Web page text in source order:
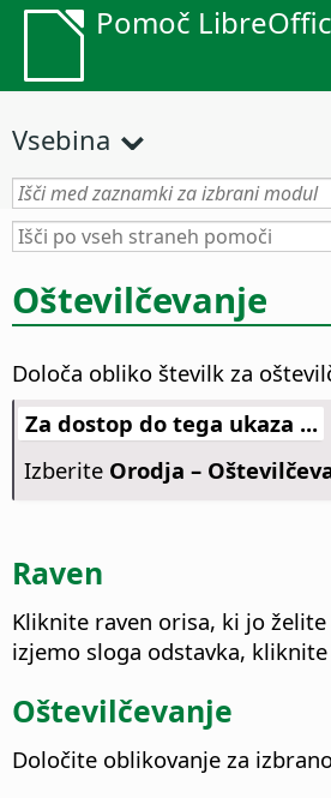
Pomoč
Vsebina
Oštevilčevanje
Določa obliko številk za
Za dostop do tega ukaza ...
Izberite Orodja –
Raven
Kliknite raven orisa, ki jo
izjemo sloga odstavka, kliknite
Oštevilčevanje
Določite oblikovanje za